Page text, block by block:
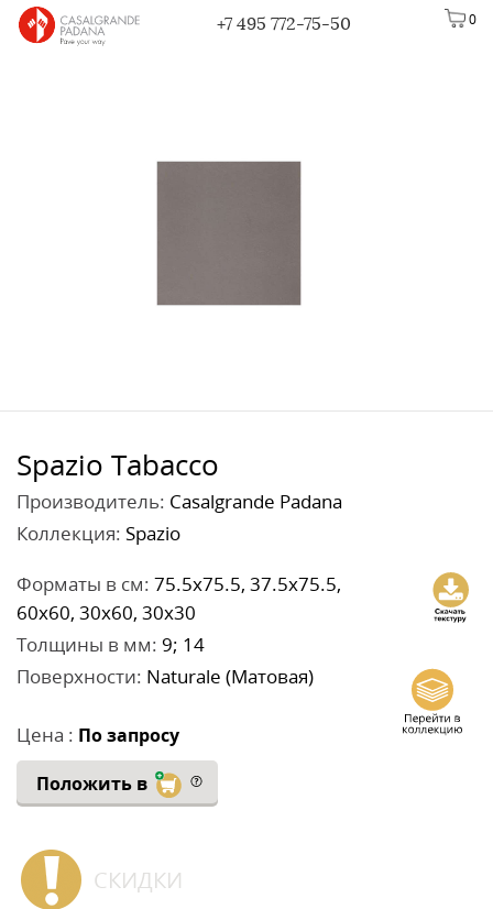
0
+7 495 772-75-50
Spazio Tabacco
Производитель: Casalgrande Padana
Коллекция: Spazio
Форматы в см: 75.5x75.5, 37.5x75.5,
60x60, 30x60, 30x30
Толщины в мм: 9; 14
Поверхности: Naturale (Матовая)
Цена : По запросу
Положить в
СКИДКИ